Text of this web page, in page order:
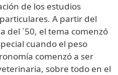
de los estudios
A partir del
del ´50, el tema comenzó
cuando el peso
comenzó a ser
sobre todo en el